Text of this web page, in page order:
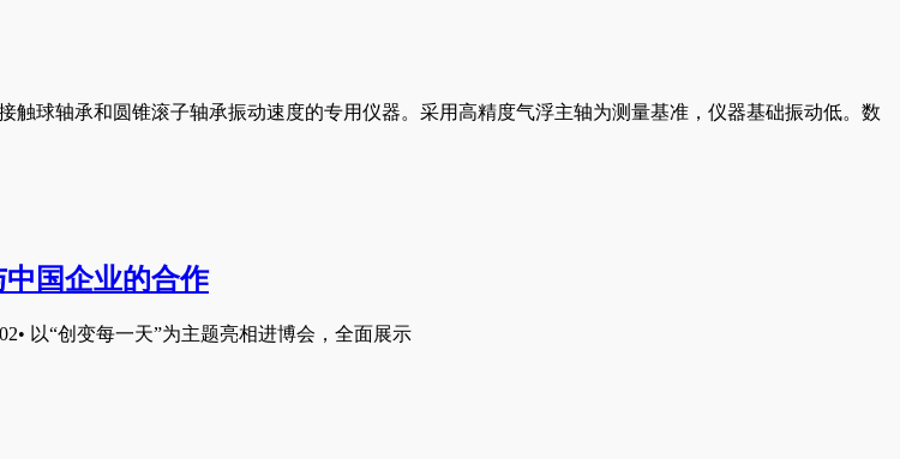
球轴承和圆锥滚子轴承振动速度的专用仪器。采用高精度气浮主轴为测量基准，仪器基础振动低。数
国企业的合作
以“创变每一天”为主题亮相进博会，全面展示